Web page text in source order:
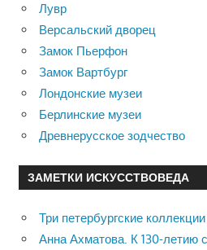
Лувр
Версальский дворец
Замок Пьерфон
Замок Вартбург
Лондонские музеи
Берлинские музеи
Древнерусское зодчество
ЗАМЕТКИ ИСКУССТВОВЕДА
Три петербургские
Анна Ахматова. К 130-летию